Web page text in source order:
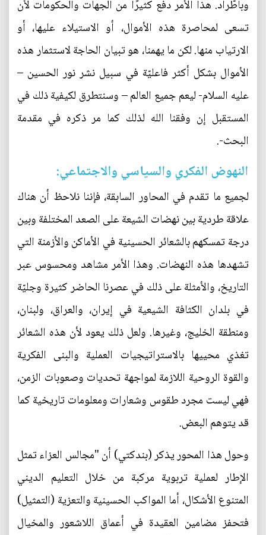
وباطّراد. هذا الأمر دفع كثيرًا من الجهات والحكومات لأن
تسعى لمحاصرة هذه الأموال، أو الاستيلاء عليها، أو
الارتياب منها. لكن ما يهمنا، هو تبيان الحاجة لاستثمار هذه
الأموال بشكل أكثر فاعليّة في سبيل نشر نور الحسين –
عليه السلام- ليعم جميع العالم – وسنتطرق لكيفية ذلك في
المستقبل إن وفقنا الله لذلك كما مر ذكره في مقدمة
البحث-.
النهوض الفكري والسياسي والاجتماعي:
لجميع ما تقدم في المحاور السابقة، فإننا نلاحظ أن هناك
علاقة طردية بين نهضات الشيعة على الصعد المختلفة وبين
درجة تمسكهم بالشعائر الحسينية في الأماكن والأزمنة التي
تشهدها هذه النهضات. وهذا الأمر مشاهد ومحسوس عبر
التاريخ، والأمثلة على ذلك في عصرنا الحاضر كثيرة وجليّة
في بلدان الكثافة الشيعية في إيران، والعراق، ولبنان،
ومنطقة الخليج، وغيرها. ولعل ذلك يعود لأن هذه الشعائر
تغذي محييها بالاستراتيجيات العملية والبنى الفكرية
والقوة الروحية اللازمة لمواجهة تحديات وصعوبات الزمن،
فهي ليست مجرد طقوس وشعارات ومعلومات تاريخية كما
قد يتوهم البعض.
وحول هذا المحور يذكر (بندكتي) أن "مجالس العزاء تمثل
الإطار لعملية تربوية مركبة من خلال التعليم الديني
المتنوع الأشكال، أما المواكب الحسينية والتعزية (التمثيل)
فتحفز مضامين العقيدة في أعماق اللاشعور والمخيال